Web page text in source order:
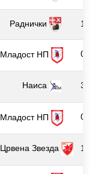
Раднички 1
Младост НП 0
Наиса 3
Младост НП 0
Црвена Звезда 1